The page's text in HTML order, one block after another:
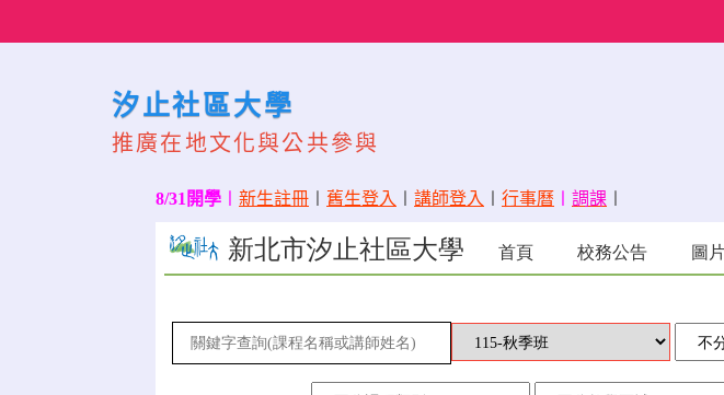
汐止社區大學
推廣在地文化與公共參與
8/31開學 新生註冊 舊生登入 講師登入 行事曆 調課